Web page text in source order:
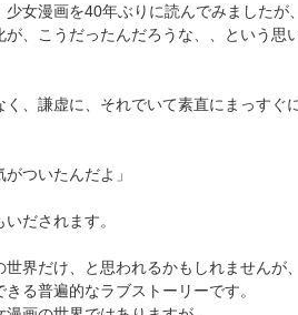
女漫画を40年ぶりに読んでみましたが、
、こうだったんだろうな、、という思
、謙虚に、それでいて素直にまっすぐ
ついたんだよ」
だされます。
界だけ、と思われるかもしれませんが、
る普遍的なラブストーリーです。